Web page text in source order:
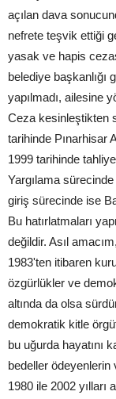
açılan dava
nefrete teşvik ettiği
yasak ve hapis
belediye başkanlığı
yapılmadı, ailesine
Ceza kesinleştikten
tarihinde Pınarhisar
1999 tarihinde
Yargılama
giriş sürecinde ise
Bu hatırlatmaları
değildir. Asıl
1983'ten itibaren
özgürlükler ve
altında da olsa
demokratik kitle
bu uğurda hayatını
bedeller ödeyenlerin
1980 ile 2002 yılları